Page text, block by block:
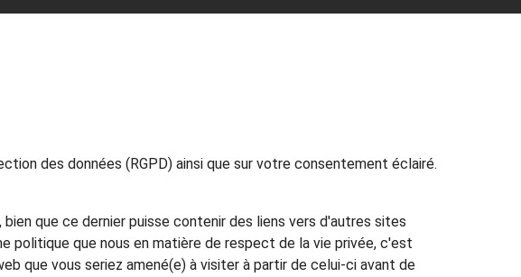
des données (RGPD) ainsi que sur votre consentement éclairé.
que ce dernier puisse contenir des liens vers d'autres sites
politique que nous en matière de respect de la vie privée, c'est
que vous seriez amené(e) à visiter à partir de celui-ci avant de